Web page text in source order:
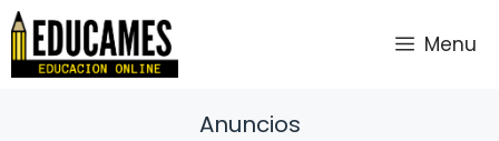
Saltar
contenido
Menu
Anuncios